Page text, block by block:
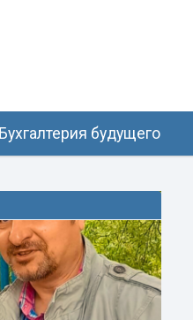
Бухгалтерия будущего